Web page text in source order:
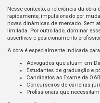
Nesse contexto, a relevância da obra
rapidamente, impulsionado por
novas dinâmicas de mercado. Sem
limitada. Por outro lado, dominar
assertivas e posicionamento
A obra é especialmente indicada
Advogados que atuam em
Estudantes de graduação e
Candidatos ao Exame da OAB
Concurseiros de carreiras
Profissionais que